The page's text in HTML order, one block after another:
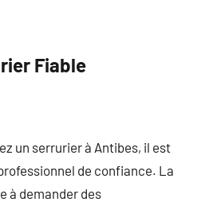
Fiable
un serrurier à Antibes, il est
de confiance. La
à demander des